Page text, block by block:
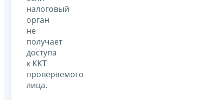
налоговый
орган
не
получает
доступа
к ККТ
проверяемого
лица.